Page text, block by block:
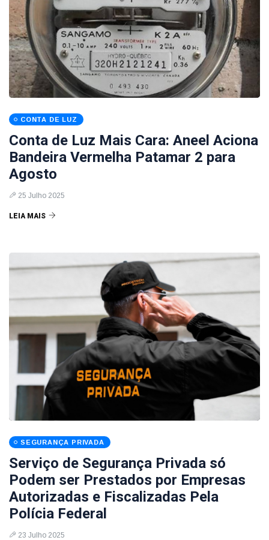
CONTA DE LUZ
Conta de Luz Mais Cara: Aneel Aciona
Bandeira Vermelha Patamar 2 para
Agosto
25 Julho 2025
LEIA MAIS
SEGURANÇA PRIVADA
Serviço de Segurança Privada só
Podem ser Prestados por Empresas
Autorizadas e Fiscalizadas Pela
Polícia Federal
23 Julho 2025